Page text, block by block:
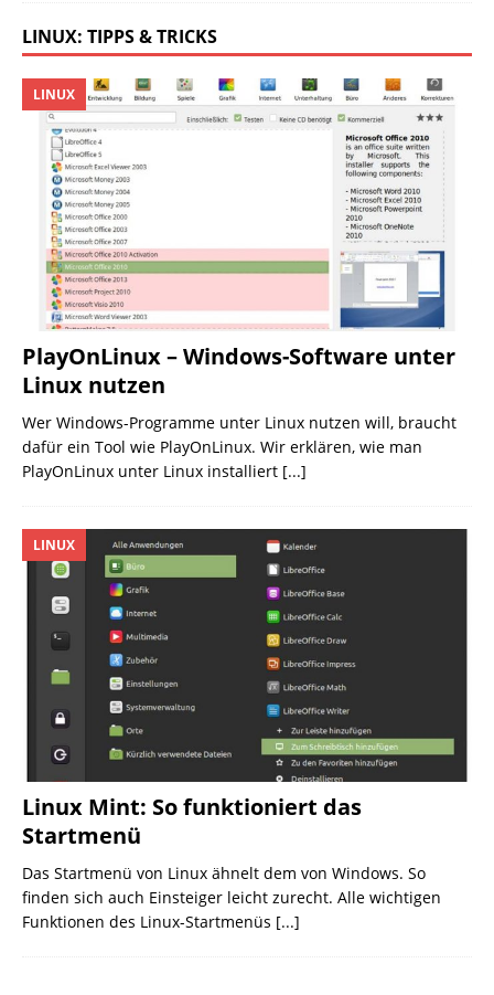
LINUX: TIPPS & TRICKS
PlayOnLinux – Windows-Software unter
Linux nutzen
LINUX
Wer Windows-Programme unter Linux nutzen will, braucht
dafür ein Tool wie PlayOnLinux. Wir erklären, wie man
PlayOnLinux unter Linux installiert [...]
Linux Mint: So funktioniert das
Startmenü
LINUX
Das Startmenü von Linux ähnelt dem von Windows. So
finden sich auch Einsteiger leicht zurecht. Alle wichtigen
Funktionen des Linux-Startmenüs [...]